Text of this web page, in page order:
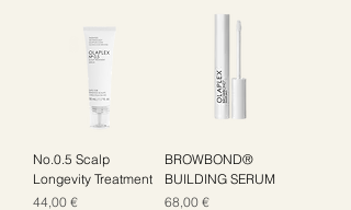
No.0.5 Scalp
Longevity Treatment
Цена
44,00 €
BROWBOND®
BUILDING SERUM
Цена
68,00 €